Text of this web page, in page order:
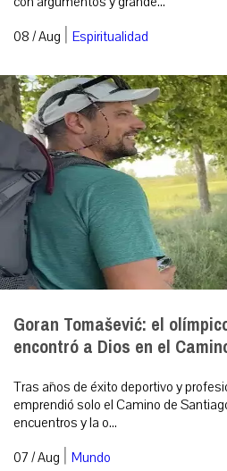
08 / Aug | Espiritualidad
Goran Tomašević: el
encontró a Dios en el
Tras años de éxito deportivo y
emprendió solo el Camino de
encuentros y la o...
07 / Aug | Mundo